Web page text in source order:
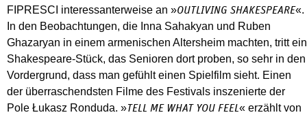
FIPRESCI interessanterweise an »OUTLIVING SHAKESPEARE«.
In den Beobachtungen, die Inna Sahakyan und Ruben
Ghazaryan in einem armenischen Altersheim machten, tritt ein
Shakespeare-Stück, das Senioren dort proben, so sehr in den
Vordergrund, dass man gefühlt einen Spielfilm sieht. Einen
der überraschendsten Filme des Festivals inszenierte der
Pole Łukasz Ronduda. »TELL ME WHAT YOU FEEL« erzählt von